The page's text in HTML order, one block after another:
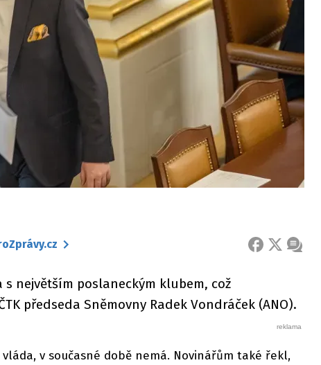
FACEBOOK
X
největším poslaneckým klubem, což
předseda Sněmovny Radek Vondráček (ANO).
v současné době nemá. Novinářům také řekl,